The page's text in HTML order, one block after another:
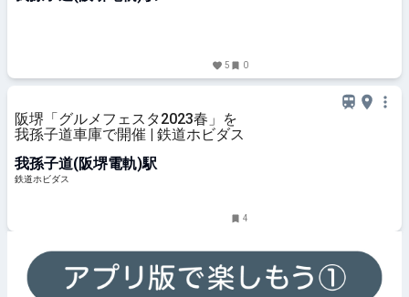
5 0
阪堺「グルメフェスタ2023春」を
我孫子道車庫で開催 | 鉄道ホビダス
我孫子道(阪堺電軌)駅
鉄道ホビダス
4